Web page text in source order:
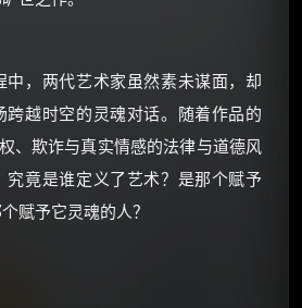
中，两代艺术家虽然素未谋面，却
跨越时空的灵魂对话。随着作品的
、欺诈与真实情感的法律与道德风
究竟是谁定义了艺术？是那个赋予
赋予它灵魂的人？
大侠？通过 Ko-fi 赐茶